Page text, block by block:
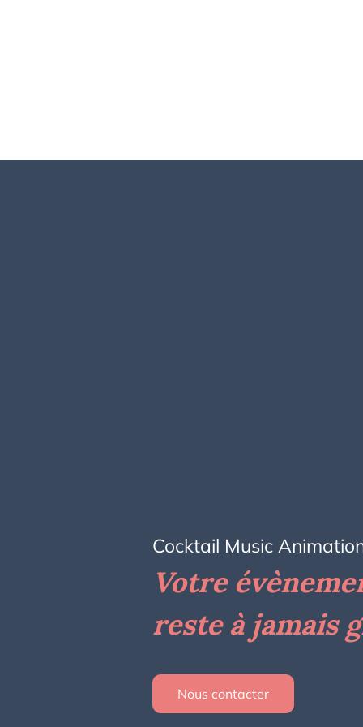
Cocktail Music
Votre
reste à jamais
Nous contacter